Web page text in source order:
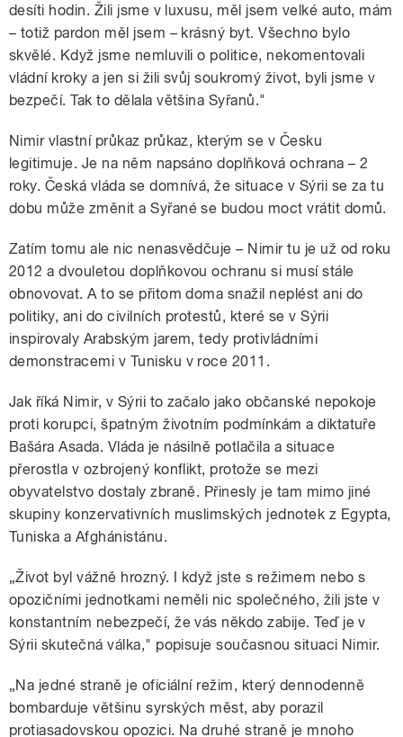
desíti hodin. Žili jsme v luxusu, měl jsem velké auto, mám
– totiž pardon měl jsem – krásný byt. Všechno bylo
skvělé. Když jsme nemluvili o politice, nekomentovali
vládní kroky a jen si žili svůj soukromý život, byli jsme v
bezpečí. Tak to dělala většina Syřanů."
Nimir vlastní průkaz průkaz, kterým se v Česku
legitimuje. Je na něm napsáno doplňková ochrana – 2
roky. Česká vláda se domnívá, že situace v Sýrii se za tu
dobu může změnit a Syřané se budou moct vrátit domů.
Zatím tomu ale nic nenasvědčuje – Nimir tu je už od roku
2012 a dvouletou doplňkovou ochranu si musí stále
obnovovat. A to se přitom doma snažil neplést ani do
politiky, ani do civilních protestů, které se v Sýrii
inspirovaly Arabským jarem, tedy protivládními
demonstracemi v Tunisku v roce 2011.
Jak říká Nimir, v Sýrii to začalo jako občanské nepokoje
proti korupci, špatným životním podmínkám a diktatuře
Bašára Asada. Vláda je násilně potlačila a situace
přerostla v ozbrojený konflikt, protože se mezi
obyvatelstvo dostaly zbraně. Přinesly je tam mimo jiné
skupiny konzervativních muslimských jednotek z Egypta,
Tuniska a Afghánistánu.
„Život byl vážně hrozný. I když jste s režimem nebo s
opozičními jednotkami neměli nic společného, žili jste v
konstantním nebezpečí, že vás někdo zabije. Teď je v
Sýrii skutečná válka," popisuje současnou situaci Nimir.
„Na jedné straně je oficiální režim, který dennodenně
bombarduje většinu syrských měst, aby porazil
protiasadovskou opozici. Na druhé straně je mnoho